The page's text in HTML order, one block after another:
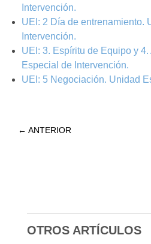
Intervención.
UEI: 2 Día de entrenamiento.
Intervención.
UEI: 3. Espíritu de Equipo y
Especial de Intervención.
UEI: 5 Negociación. Unidad
← ANTERIOR
OTROS ARTÍCULOS